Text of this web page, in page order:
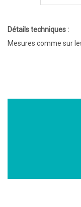
Détails techniques :
Mesures comme sur